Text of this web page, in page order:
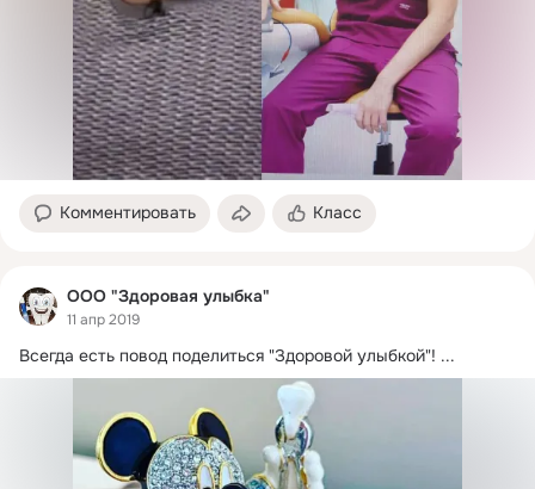
Комментировать Класс
ООО "Здоровая улыбка"
11 апр 2019
Всегда есть повод поделиться "Здоровой улыбкой"! ...